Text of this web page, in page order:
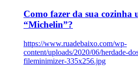
Como fazer da sua cozinha
“Michelin”?
https://www.ruadebaixo.com/wp-
content/uploads/2020/06/herdade-
fileminimizer-335x256.jpg